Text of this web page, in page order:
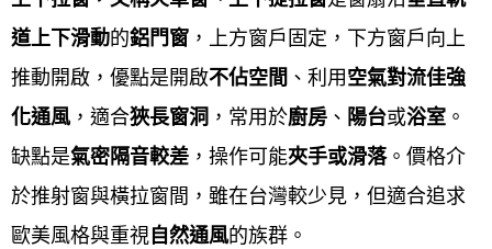
劃，確認窗型、材質、五金、玻璃規格等細
節，雙方同意後簽訂合約。
備料與工廠加工 ：
廠商依據合約內容，在工廠進行裁料、切
道上下滑動的鋁門窗 ，上方窗戶固定，下方窗戶向上
推動開啟，優點是開啟不佔空間 、利用 空氣對流佳強
化通風 ，適合狹長窗洞 ，常用於廚房 、 陽台或浴室 。
缺點是氣密隔音較差 ，操作可能夾手或滑落。價格介
於推射窗與橫拉窗間，雖在台灣較少見，但適合追求
歐美風格與重視 自然通風的族群。